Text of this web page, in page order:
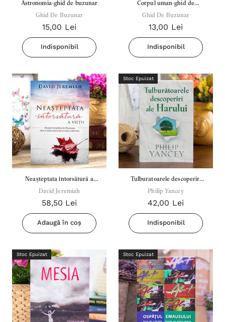
Astronomia-ghid de buzunar
Ghid De Buzunar
15,00 Lei
Indisponibil
Corpul uman-ghid de
buzunar
Ghid De Buzunar
13,00 Lei
Indisponibil
Neașteptata întorsătură a
vieții - David Jeremiah
David Jeremiah
58,50 Lei
Adaugă în coș
Stoc Epuizat
Tulburatoarele descoperiri
ale Harului
Philip Yancey
42,00 Lei
Indisponibil
Stoc Epuizat Stoc Epuizat